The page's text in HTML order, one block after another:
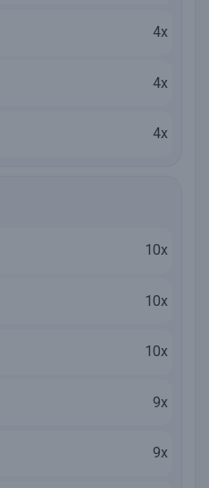
4x
4x
4x
10x
10x
10x
9x
9x